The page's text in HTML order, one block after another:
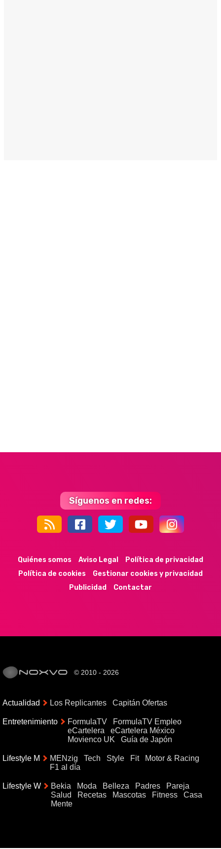
Síguenos en redes:
44k 9k 35k 352
Quiénes somos Aviso Legal
Política de privacidad
Política de cookies
Gestionar cookies y privacidad
Publicidad
Contactar
© 2010 - 2026
Actualidad Los Replicantes Capitán Ofertas
Entretenimiento FormulaTV
FormulaTV Empleo
eCartelera
eCartelera México
Movienco UK
Guía de Japón
Lifestyle M MENzig Tech Style Fit
Motor & Racing
F1 al día
Lifestyle W Bekia Moda Belleza Padres
Pareja
Salud
Recetas Mascotas Fitness
Casa
Mente